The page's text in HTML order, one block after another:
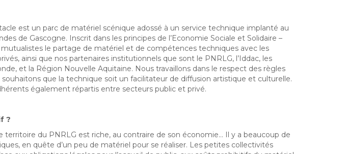
est un parc de matériel scénique adossé à un service technique implanté au
de Gascogne. Inscrit dans les principes de l’Economie Sociale et Solidaire –
mutualistes le partage de matériel et de compétences techniques avec les
ainsi que nos partenaires institutionnels que sont le PNRLG, l’Iddac, les
et la Région Nouvelle Aquitaine. Nous travaillons dans le respect des règles
que la technique soit un facilitateur de diffusion artistique et culturelle.
également répartis entre secteurs public et privé.
?
territoire du PNRLG est riche, au contraire de son économie… Il y a beaucoup de
en quête d’un peu de matériel pour se réaliser. Les petites collectivités